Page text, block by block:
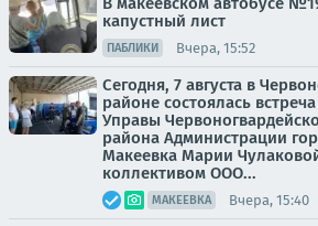
капустный лист
ПАБЛИКИ Вчера, 15:52
Сегодня, 7 августа в
районе состоялась
Управы
района Администрации
Макеевка Марии
коллективом ООО...
МАКЕЕВКА Вчера, 15:40